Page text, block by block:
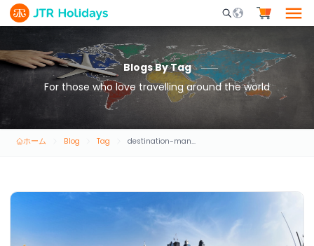
Mobile Search
Blogs By Tag
For those who love travelling around the world
ホーム Blog Tag destination-management-services-dmc